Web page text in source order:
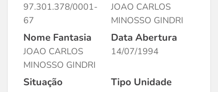
97.301.378/0001-
67
JOAO CARLOS
MINOSSO GINDRI
Nome Fantasia
JOAO CARLOS
MINOSSO GINDRI
Data Abertura
14/07/1994
Situação Tipo Unidade